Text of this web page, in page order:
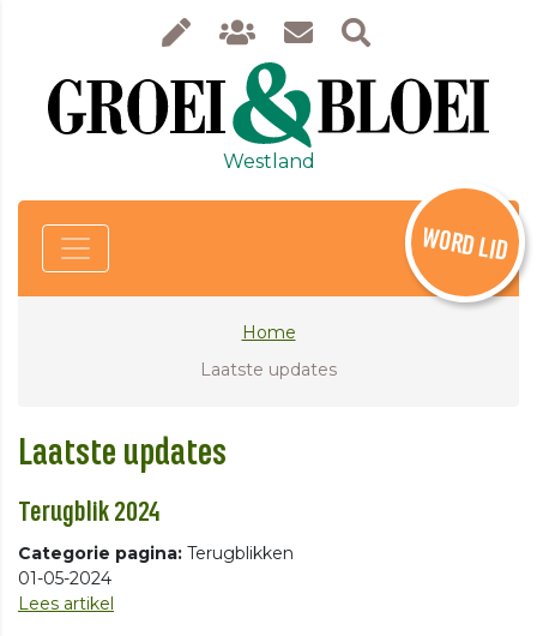
Westland
WORD LID
Home
Laatste updates
Laatste updates
Terugblik 2024
Categorie pagina: Terugblikken
01-05-2024
Lees artikel